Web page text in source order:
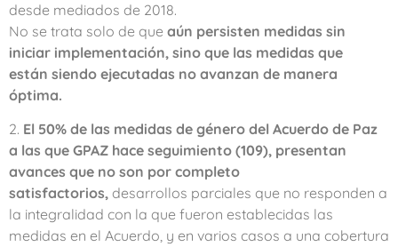
desde mediados de 2018.
No se trata solo de que aún persisten medidas sin
iniciar implementación, sino que las medidas que
están siendo ejecutadas no avanzan de manera
óptima.
2. El 50% de las medidas de género del Acuerdo de Paz
a las que GPAZ hace seguimiento (109), presentan
avances que no son por completo
satisfactorios, desarrollos parciales que no responden a
la integralidad con la que fueron establecidas las
medidas en el Acuerdo, y en varios casos a una cobertura